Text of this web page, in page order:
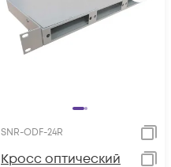
SNR-ODF-24R
Кросс оптический